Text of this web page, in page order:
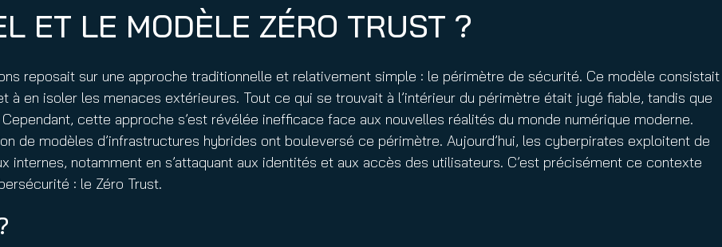
ET LE MODÈLE ZÉRO TRUST ?
reposait sur une approche traditionnelle et relativement simple : le périmètre de sécurité. Ce modèle consistait
en isoler les menaces extérieures. Tout ce qui se trouvait à l’intérieur du périmètre était jugé fiable, tandis que
cette approche s’est révélée inefficace face aux nouvelles réalités du monde numérique moderne.
de modèles d’infrastructures hybrides ont bouleversé ce périmètre. Aujourd’hui, les cyberpirates exploitent de
internes, notamment en s’attaquant aux identités et aux accès des utilisateurs. C’est précisément ce contexte
: le Zéro Trust.